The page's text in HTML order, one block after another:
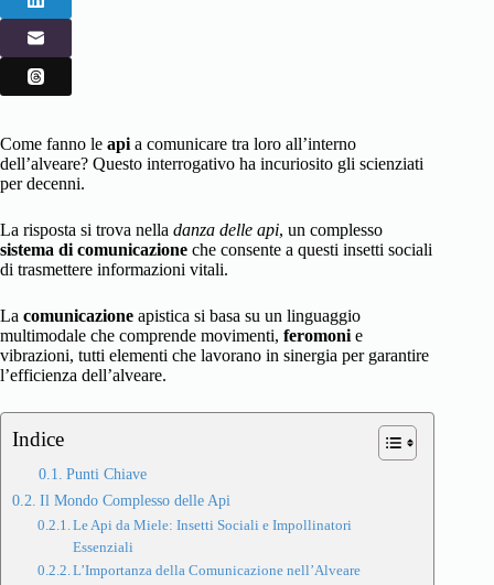
Come fanno le api a comunicare tra loro all’interno
dell’alveare? Questo interrogativo ha incuriosito gli scienziati
per decenni.
La risposta si trova nella danza delle api, un complesso
sistema di comunicazione che consente a questi insetti sociali
di trasmettere informazioni vitali.
La comunicazione apistica si basa su un linguaggio
multimodale che comprende movimenti, feromoni e
vibrazioni, tutti elementi che lavorano in sinergia per garantire
l’efficienza dell’alveare.
Indice
Punti Chiave
Il Mondo Complesso delle Api
Le Api da Miele: Insetti Sociali e Impollinatori
Essenziali
L’Importanza della Comunicazione nell’Alveare